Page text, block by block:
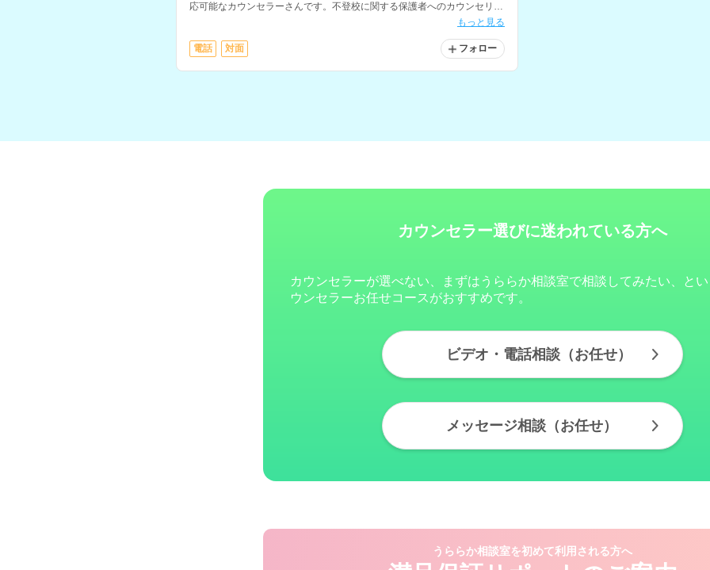
応可能なカウンセラーさんです。不登校に関する保護者へのカウンセリン
グや、家族問題、不妊に関する相談などを得意とされています。もっと見る
電話 対面 フォロー
カウンセラー選びに迷われている方へ
カウンセラーが選べない、まずはうららか相談室で相談してみたい、と
ウンセラーお任せコースがおすすめです。
ビデオ・電話相談（お任せ）
メッセージ相談（お任せ）
うららか相談室を初めて利用される方へ